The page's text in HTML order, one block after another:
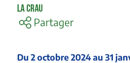
LA CRAU
Partager
Du 2 octobre 2024 au 31